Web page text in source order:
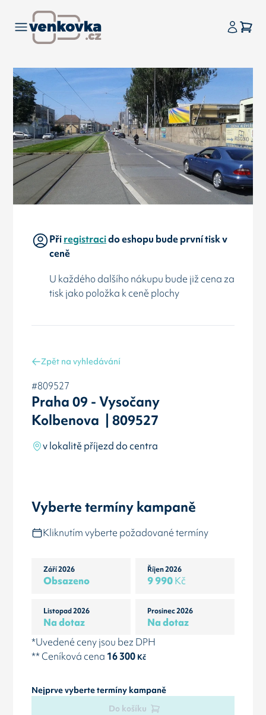
Přiregistracido eshopu bude první tisk v
ceně
U každého dalšího nákupu bude již cena za
tisk jako položka k ceně plochy
Zpět na vyhledávání
#809527
Praha 09 - Vysočany
Kolbenova | 809527
v lokalitě příjezd do centra
Vyberte termíny kampaně
Kliknutím vyberte požadované termíny
Září 2026
Obsazeno
Říjen 2026
9 990Kč
Listopad 2026
Na dotaz
Prosinec 2026
Na dotaz
*Uvedené ceny jsou bez DPH
** Ceníková cena 16 300Kč
Nejprve vyberte termíny kampaně
Do košíku